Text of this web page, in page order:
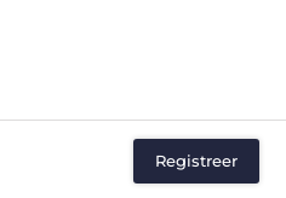
Registreer